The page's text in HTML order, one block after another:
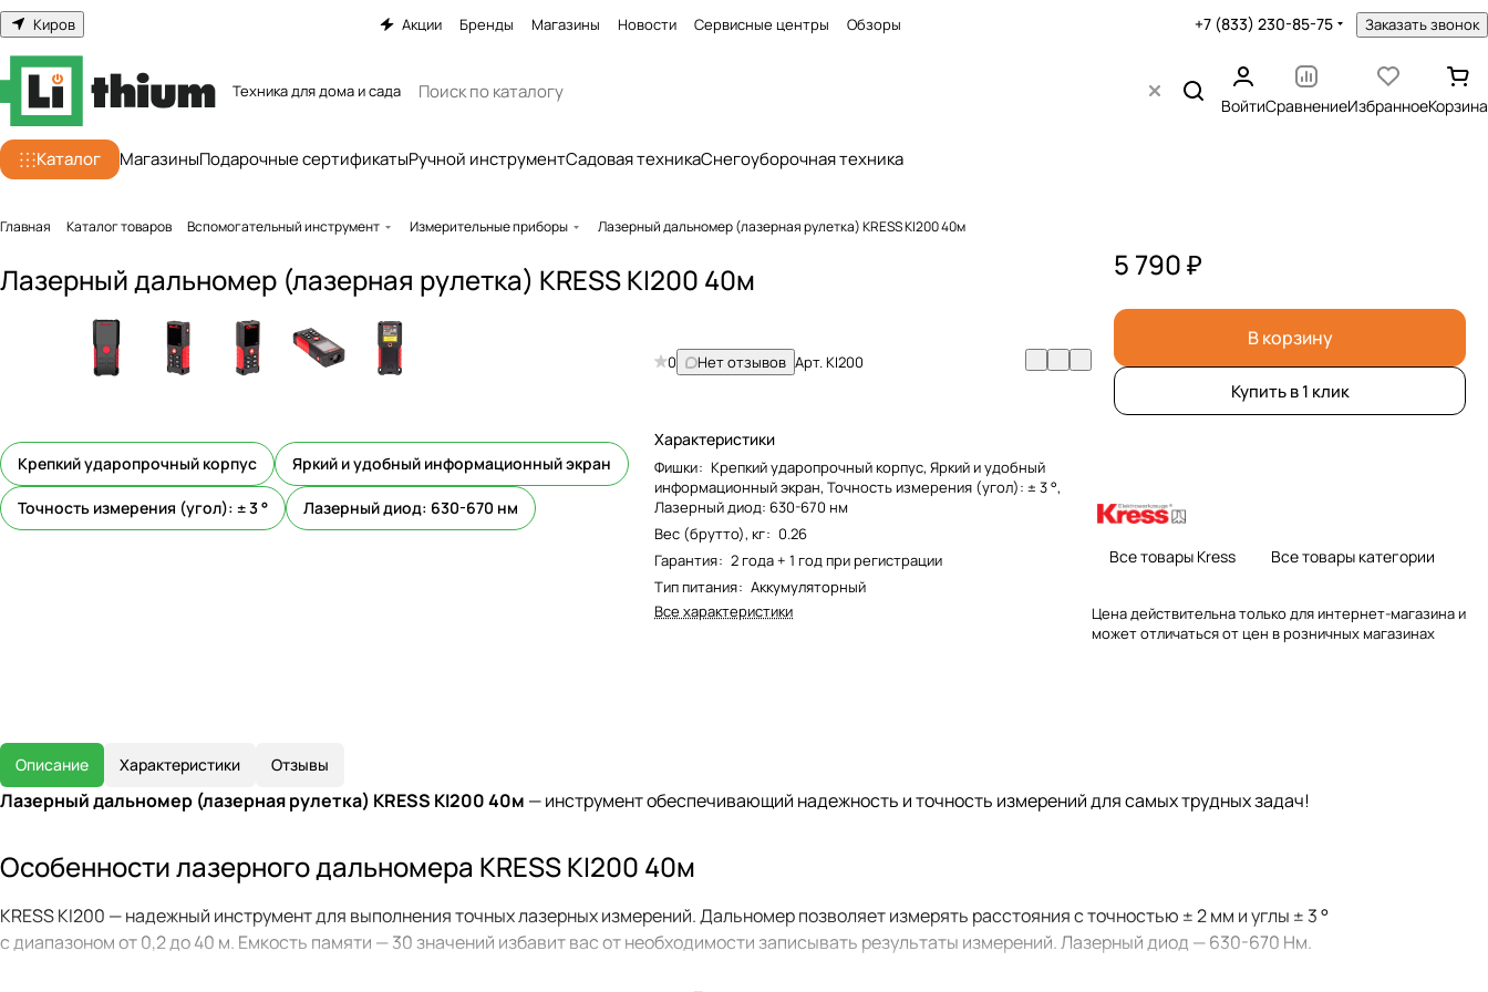
Киров Акции Бренды Магазины Новости Сервисные центры Обзоры +7 (833) 230-85-75 Заказать звонок
Техника для дома и сада
ВойтиСравнениеИзбранноеКорзина
Каталог МагазиныПодарочные сертификатыРучной инструментСадовая техникаСнегоуборочная техника
Главная Каталог товаров Вспомогательный инструмент Измерительные приборы Лазерный дальномер (лазерная рулетка) KRESS KI200 40м
Лазерный дальномер (лазерная рулетка) KRESS KI200 40м
Крепкий ударопрочный корпус Яркий и удобный информационный экран
Точность измерения (угол): ± 3 ° Лазерный диод: 630-670 нм
0 Нет отзывов Арт.KI200
Характеристики
Фишки: Крепкий ударопрочный корпус, Яркий и удобный
информационный экран, Точность измерения (угол): ± 3 °,
Лазерный диод: 630-670 нм
Вес (брутто), кг: 0.26
Гарантия: 2 года + 1 год при регистрации
Тип питания: Аккумуляторный
Все характеристики
5 790 ₽
В корзину
Купить в 1 клик
Все товары Kress Все товары категории
Цена действительна только для интернет-магазина и
может отличаться от цен в розничных магазинах
Описание Характеристики Отзывы
Лазерный дальномер (лазерная рулетка) KRESS KI200 40м — инструмент обеспечивающий надежность и точность измерений для самых трудных задач!
Особенности лазерного дальномера KRESS KI200 40м
KRESS KI200 — надежный инструмент для выполнения точных лазерных измерений. Дальномер позволяет измерять расстояния с точностью ± 2 мм и углы ± 3 °
с диапазоном от 0,2 до 40 м. Емкость памяти — 30 значений избавит вас от необходимости записывать результаты измерений. Лазерный диод — 630-670 Нм.
Двухлучевой дальномер с двумя приемниками обеспечивает вывод точных данных измерений. KRESS KI202 оснащен защитой от пыли и капель воды IP54,